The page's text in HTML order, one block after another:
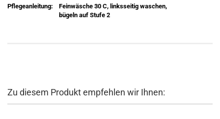
Pflegeanleitung:
Feinwäsche 30 C, linksseitig waschen,
bügeln auf Stufe 2
Zu diesem Produkt empfehlen wir Ihnen: